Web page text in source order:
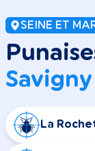
SEINE ET
La